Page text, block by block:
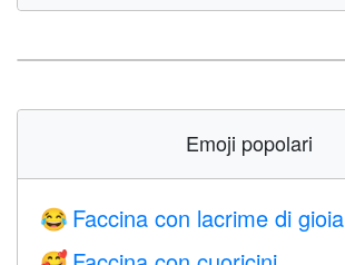
Emoji popolari
😂 Faccina con lacrime di gioia